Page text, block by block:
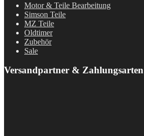
Motor & Teile Bearbeitung
Simson Teile
MZ Teile
Oldtimer
Zubehör
Sale
Versandpartner & Zahlungsarten